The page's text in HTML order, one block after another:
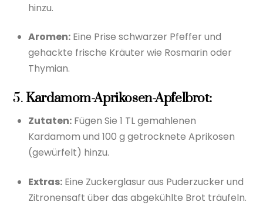
hinzu.
Aromen: Eine Prise schwarzer Pfeffer und
gehackte frische Kräuter wie Rosmarin oder
Thymian.
5.Kardamom-Aprikosen-Apfelbrot:
Zutaten: Fügen Sie 1 TL gemahlenen
Kardamom und 100 g getrocknete Aprikosen
(gewürfelt) hinzu.
Extras: Eine Zuckerglasur aus Puderzucker und
Zitronensaft über das abgekühlte Brot träufeln.